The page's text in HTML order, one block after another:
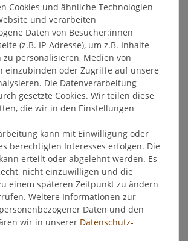
Versandkosten
Cookies und ähnliche Technologien
und verarbeiten
Daten von Besucher:innen
(z.B. IP-Adresse), um z.B. Inhalte
zu personalisieren, Medien von
einzubinden oder Zugriffe auf unsere
Die Datenverarbeitung
gesetzte Cookies. Wir teilen diese
die wir in den Einstellungen
kann mit Einwilligung oder
berechtigten Interesses erfolgen. Die
erteilt oder abgelehnt werden. Es
nicht einzuwilligen und die
einem späteren Zeitpunkt zu ändern
Weitere Informationen zur
Daten und den
wir in unserer Daten­schutz­